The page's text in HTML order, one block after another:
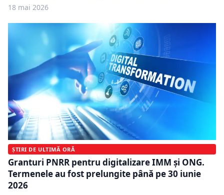
18 mai 2026
ȘTIRI DE ULTIMĂ ORĂ
Granturi PNRR pentru digitalizare IMM și ONG.
Termenele au fost prelungite până pe 30 iunie
2026